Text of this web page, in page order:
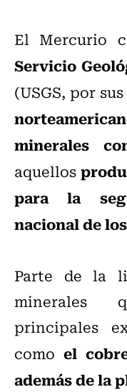
El Mercurio
Servicio
(USGS, por
minerales
aquellos
para la
nacional de
Parte de la
minerales
principales
comoel
además de la